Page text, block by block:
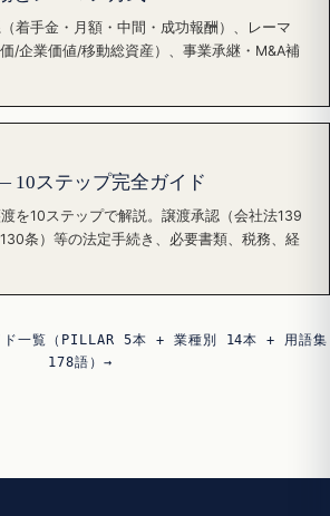
着手金・月額・中間・成功報酬）、レーマ
/企業価値/移動総資産）、事業承継・M&A補
10ステップ完全ガイド
を10ステップで解説。譲渡承認（会社法139
条）等の法定手続き、必要書類、税務、経
ド一覧（PILLAR 5本 + 業種別 14本 + 用語集
178語）→